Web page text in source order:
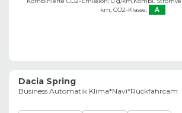
km, CO2-Klasse: A
Dacia Spring
Business Automatik Klima*Navi*Rückfahrcam